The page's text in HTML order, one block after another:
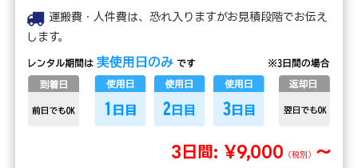
運搬費・人件費は、恐れ入りますがお見積段階でお伝え
します。
3日間: ¥9,000 （税別） ～